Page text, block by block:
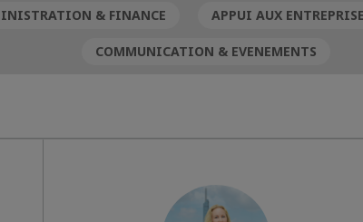
& FINANCE APPUI AUX
COMMUNICATION & EVENEMENTS